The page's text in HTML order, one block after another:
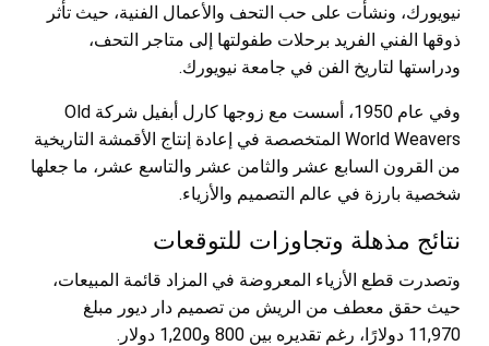
نيويورك، ونشأت على حب التحف والأعمال الفنية، حيث تأثر
ذوقها الفني الفريد برحلات طفولتها إلى متاجر التحف،
ودراستها لتاريخ الفن في جامعة نيويورك.
وفي عام 1950، أسست مع زوجها كارل أبفيل شركة Old
World Weavers المتخصصة في إعادة إنتاج الأقمشة التاريخية
من القرون السابع عشر والثامن عشر والتاسع عشر، ما جعلها
شخصية بارزة في عالم التصميم والأزياء.
نتائج مذهلة وتجاوزات للتوقعات
وتصدرت قطع الأزياء المعروضة في المزاد قائمة المبيعات،
حيث حقق معطف من الريش من تصميم دار ديور مبلغ
11,970 دولارًا، رغم تقديره بين 800 و1,200 دولار.